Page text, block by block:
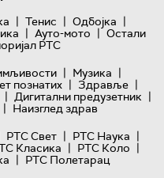
| Тенис | Одбојка |
| Ауто-мото | Остали
РТС
| Музика |
познатих | Здравље |
| Дигитални предузетник |
| Наизглед здрав
РТС Свет | РТС Наука |
Класика | РТС Коло |
| РТС Полетарац